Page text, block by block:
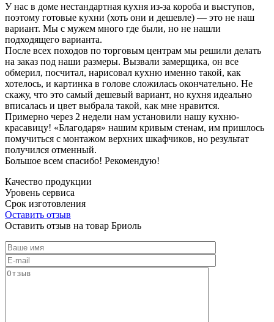
У нас в доме нестандартная кухня из-за короба и выступов,
поэтому готовые кухни (хоть они и дешевле) — это не наш
вариант. Мы с мужем много где были, но не нашли
подходящего варианта.
После всех походов по торговым центрам мы решили делать
на заказ под наши размеры. Вызвали замерщика, он все
обмерил, посчитал, нарисовал кухню именно такой, как
хотелось, и картинка в голове сложилась окончательно. Не
скажу, что это самый дешевый вариант, но кухня идеально
вписалась и цвет выбрала такой, как мне нравится.
Примерно через 2 недели нам установили нашу кухню-
красавицу! «Благодаря» нашим кривым стенам, им пришлось
помучиться с монтажом верхних шкафчиков, но результат
получился отменный.
Большое всем спасибо! Рекомендую!
Качество продукции
Уровень сервиса
Срок изготовления
Оставить отзыв
Оставить отзыв на товар Бриоль